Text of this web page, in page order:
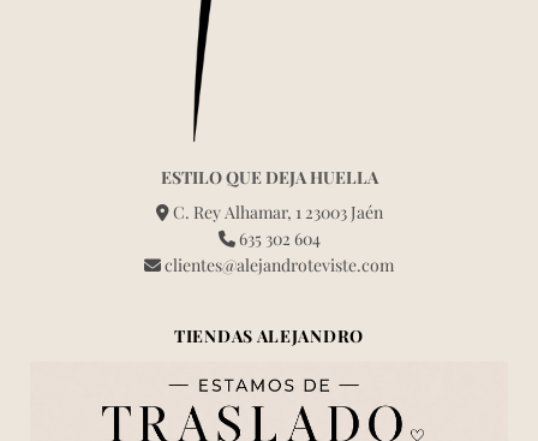
ESTILO QUE DEJA HUELLA
C. Rey Alhamar, 1 23003 Jaén
635 302 604
clientes@alejandroteviste.com
TIENDAS ALEJANDRO